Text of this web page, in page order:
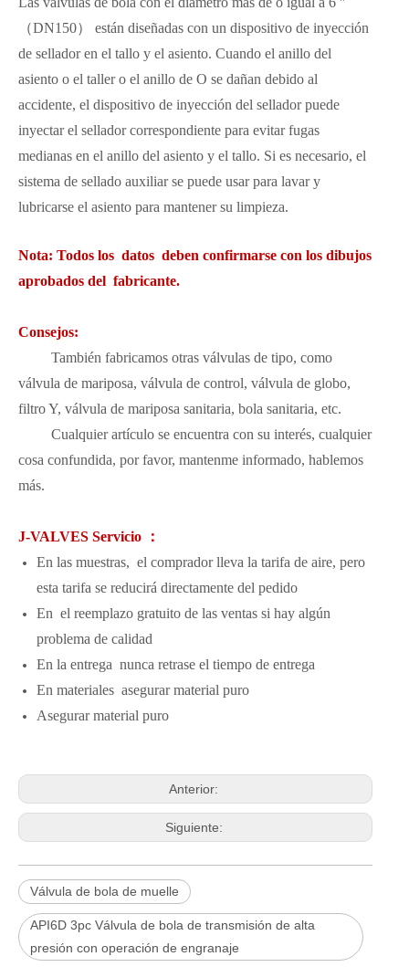
（DN150） están diseñadas con un dispositivo de inyección
de sellador en el tallo y el asiento. Cuando el anillo del
asiento o el taller o el anillo de O se dañan debido al
accidente, el dispositivo de inyección del sellador puede
inyectar el sellador correspondiente para evitar fugas
medianas en el anillo del asiento y el tallo. Si es necesario, el
sistema de sellado auxiliar se puede usar para lavar y
lubricarse el asiento para mantener su limpieza.
Nota: Todos los datos deben confirmarse con los dibujos
aprobados del fabricante.
Consejos:
También fabricamos otras válvulas de tipo, como
válvula de mariposa, válvula de control, válvula de globo,
filtro Y, válvula de mariposa sanitaria, bola sanitaria, etc.
Cualquier artículo se encuentra con su interés, cualquier
cosa confundida, por favor, mantenme informado, hablemos
más.
J-VALVES Servicio ：
En las muestras, el comprador lleva la tarifa de aire, pero
esta tarifa se reducirá directamente del pedido
En el reemplazo gratuito de las ventas si hay algún
problema de calidad
En la entrega nunca retrase el tiempo de entrega
En materiales asegurar material puro
Asegurar material puro
Anterior:
Siguiente:
Válvula de bola de muelle
API6D 3pc Válvula de bola de transmisión de alta
presión con operación de engranaje